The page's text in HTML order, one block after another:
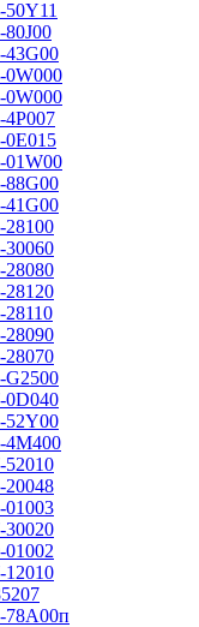
50Y11
80J00
43G00
0W000
0W000
4P007
0E015
01W00
88G00
41G00
28100
30060
28080
28120
28110
28090
28070
G2500
0D040
52Y00
4M400
52010
20048
01003
30020
01002
12010
78A00п